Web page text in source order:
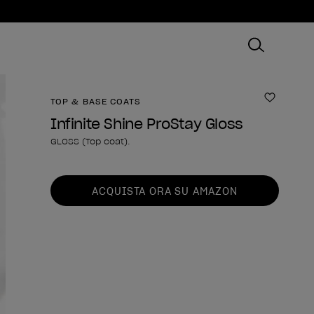
TOP & BASE COATS
Infinite Shine ProStay Gloss
GLOSS (Top coat).
Forma del prodotto
ACQUISTA ORA SU AMAZON